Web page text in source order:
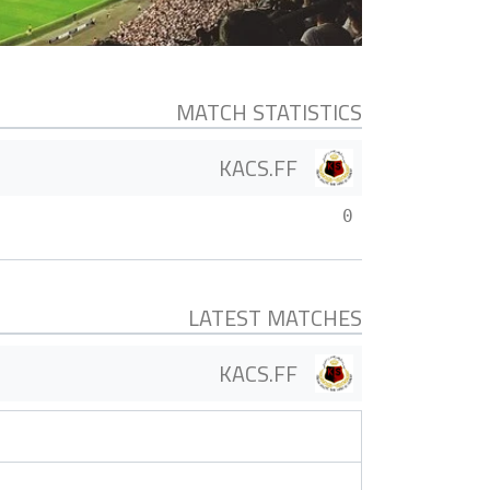
MATCH STATISTICS
KACS.FF
0
LATEST MATCHES
KACS.FF